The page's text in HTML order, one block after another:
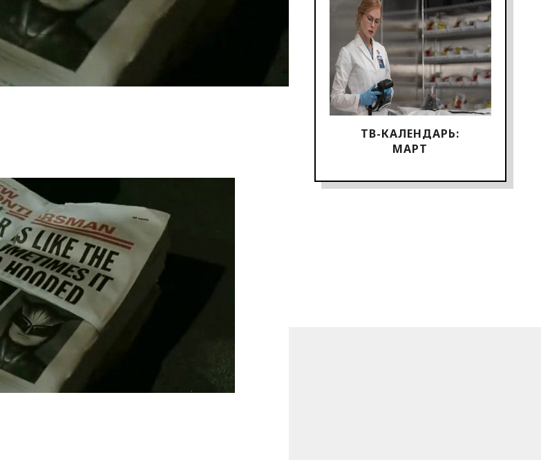
ТВ-КАЛЕНДАРЬ:
МАРТ